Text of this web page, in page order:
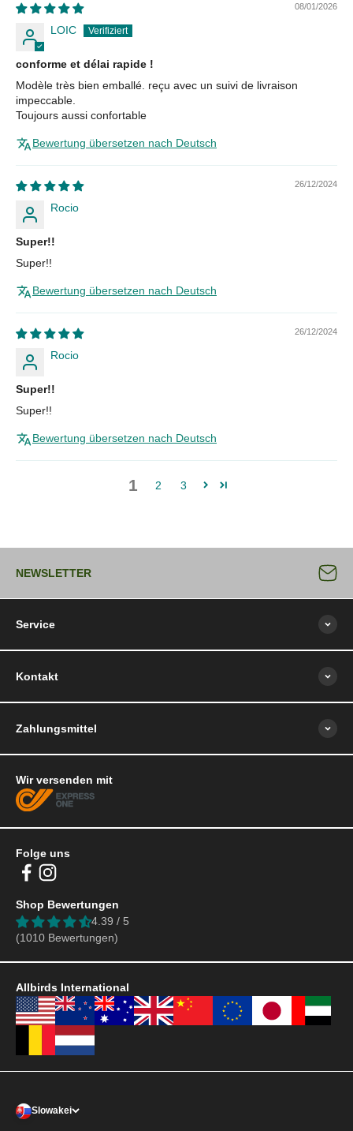
08/01/2026
LOIC
conforme et délai rapide !
Modèle très bien emballé. reçu avec un suivi de livraison
impeccable.
Toujours aussi confortable
Bewertung übersetzen nach Deutsch
26/12/2024
Rocio
Super!!
Super!!
Bewertung übersetzen nach Deutsch
26/12/2024
Rocio
Super!!
Super!!
Bewertung übersetzen nach Deutsch
1 2 3
NEWSLETTER
Service
Kontakt
Folge uns
Shop Bewertungen
4.39 / 5
(1010 Bewertungen)
Wir versenden mit
Zahlungsmittel
Allbirds International
Slowakei